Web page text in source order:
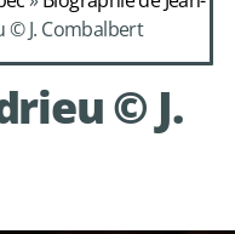
de
© J. Combalbert
© J.